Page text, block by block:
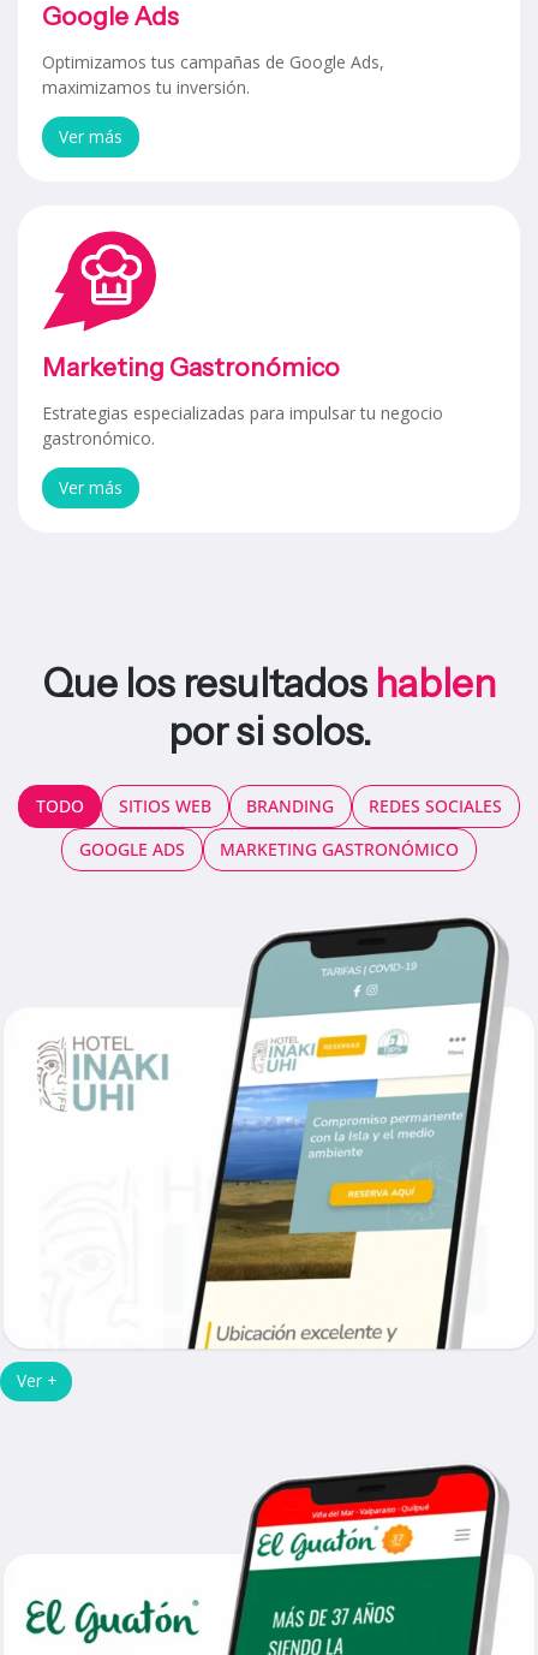
Google Ads
Optimizamos tus campañas de Google Ads,
maximizamos tu inversión.
Ver más
Marketing Gastronómico
Estrategias especializadas para impulsar tu negocio
gastronómico.
Ver más
Que los resultados hablen
por si solos.
TODO SITIOS WEB BRANDING
REDES SOCIALES
GOOGLE ADS
MARKETING GASTRONÓMICO
Ver +